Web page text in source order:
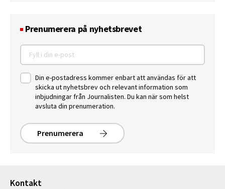
Prenumerera på nyhetsbrevet
Din e-postadress kommer enbart att användas för att
skicka ut nyhetsbrev och relevant information som
inbjudningar från Journalisten. Du kan när som helst
avsluta din prenumeration.
Prenumerera
Kontakt